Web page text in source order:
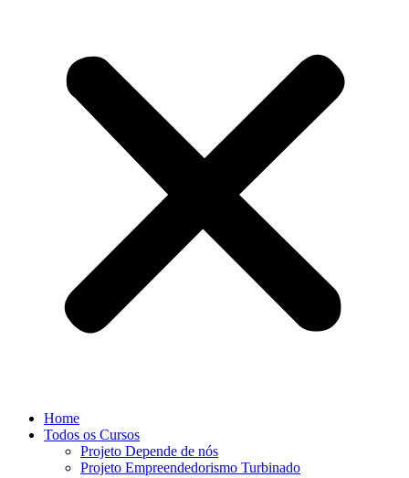
Home
Todos os Cursos
Projeto Depende de nós
Projeto Empreendedorismo Turbinado